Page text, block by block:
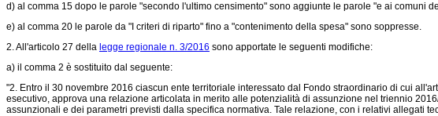
d) al comma 15 dopo le parole "secondo l'ultimo censimento" sono aggiunte le parole "e ai comuni
e) al comma 20 le parole da "I criteri di riparto" fino a "contenimento della spesa" sono soppresse.
2. All'articolo 27 della legge regionale n. 3/2016 sono apportate le seguenti modifiche:
a) il comma 2 è sostituito dal seguente:
"2. Entro il 30 novembre 2016 ciascun ente territoriale interessato dal Fondo straordinario di cui
esecutivo, approva una relazione articolata in merito alle potenzialità di assunzione nel triennio
assunzionali e dei parametri previsti dalla specifica normativa. Tale relazione, con i relativi allegati